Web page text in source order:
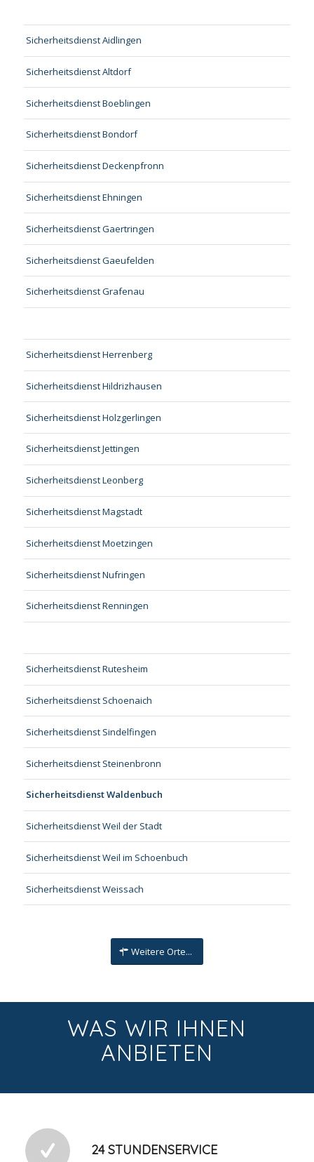
Sicherheitsdienst Aidlingen
Sicherheitsdienst Altdorf
Sicherheitsdienst Boeblingen
Sicherheitsdienst Bondorf
Sicherheitsdienst Deckenpfronn
Sicherheitsdienst Ehningen
Sicherheitsdienst Gaertringen
Sicherheitsdienst Gaeufelden
Sicherheitsdienst Grafenau
Sicherheitsdienst Herrenberg
Sicherheitsdienst Hildrizhausen
Sicherheitsdienst Holzgerlingen
Sicherheitsdienst Jettingen
Sicherheitsdienst Leonberg
Sicherheitsdienst Magstadt
Sicherheitsdienst Moetzingen
Sicherheitsdienst Nufringen
Sicherheitsdienst Renningen
Sicherheitsdienst Rutesheim
Sicherheitsdienst Schoenaich
Sicherheitsdienst Sindelfingen
Sicherheitsdienst Steinenbronn
Sicherheitsdienst Waldenbuch
Sicherheitsdienst Weil der Stadt
Sicherheitsdienst Weil im Schoenbuch
Sicherheitsdienst Weissach
Weitere Orte...
WAS WIR IHNEN
ANBIETEN
24 STUNDENSERVICE